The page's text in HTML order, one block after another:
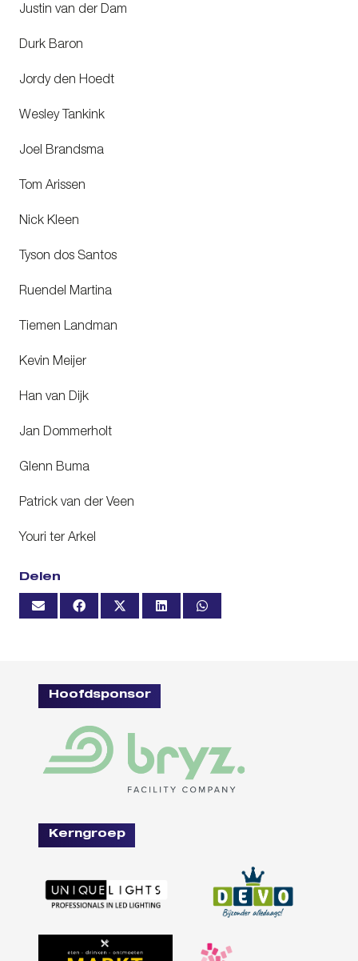
Justin van der Dam
Durk Baron
Jordy den Hoedt
Wesley Tankink
Joel Brandsma
Tom Arissen
Nick Kleen
Tyson dos Santos
Ruendel Martina
Tiemen Landman
Kevin Meijer
Han van Dijk
Jan Dommerholt
Glenn Buma
Patrick van der Veen
Youri ter Arkel
Delen
Hoofdsponsor
Kerngroep